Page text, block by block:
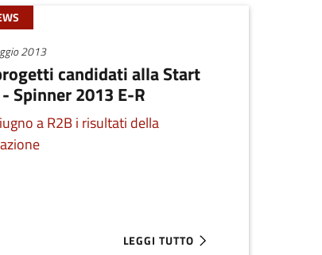
IDEE NUOVE IMPRESE. FORUM 2013
2013
candidati alla Start
Spinner 2013 E-R
a R2B i risultati della
LEGGI TUTTO
ABOUT 75 PROGETTI CANDIDATI